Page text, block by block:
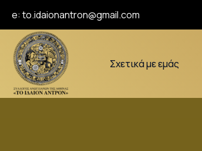
e:to.idaionantron@gmail.com
Σχετικά με εμάς